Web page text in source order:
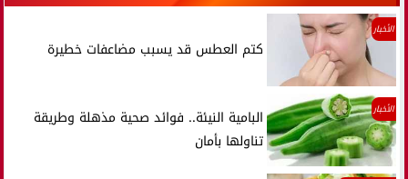
الأخبار
كتم العطس قد يسبب مضاعفات خطيرة
الأخبار
البامية النيئة.. فوائد صحية مذهلة وطريقة
تناولها بأمان